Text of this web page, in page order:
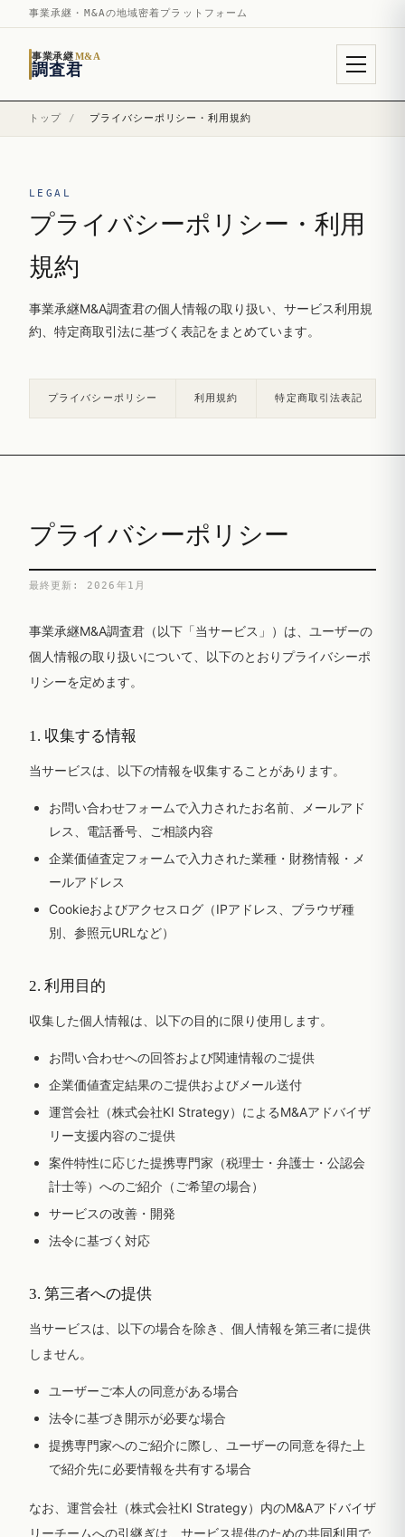
事業承継・M&Aの地域密着プラットフォーム
事業承継M&A
調査君
トップ / プライバシーポリシー・利用規約
LEGAL
プライバシーポリシー・利用
規約
事業承継M&A調査君の個人情報の取り扱い、サービス利用規
約、特定商取引法に基づく表記をまとめています。
プライバシーポリシー 利用規約 特定商取引法表記
プライバシーポリシー
最終更新: 2026年1月
事業承継M&A調査君（以下「当サービス」）は、ユーザーの
個人情報の取り扱いについて、以下のとおりプライバシーポ
リシーを定めます。
1. 収集する情報
当サービスは、以下の情報を収集することがあります。
お問い合わせフォームで入力されたお名前、メールアド
レス、電話番号、ご相談内容
企業価値査定フォームで入力された業種・財務情報・メ
ールアドレス
Cookieおよびアクセスログ（IPアドレス、ブラウザ種
別、参照元URLなど）
2. 利用目的
収集した個人情報は、以下の目的に限り使用します。
お問い合わせへの回答および関連情報のご提供
企業価値査定結果のご提供およびメール送付
運営会社（株式会社KI Strategy）によるM&Aアドバイザ
リー支援内容のご提供
案件特性に応じた提携専門家（税理士・弁護士・公認会
計士等）へのご紹介（ご希望の場合）
サービスの改善・開発
法令に基づく対応
3. 第三者への提供
当サービスは、以下の場合を除き、個人情報を第三者に提供
しません。
ユーザーご本人の同意がある場合
法令に基づき開示が必要な場合
提携専門家へのご紹介に際し、ユーザーの同意を得た上
で紹介先に必要情報を共有する場合
なお、運営会社（株式会社KI Strategy）内のM&Aアドバイザ
リーチームへの引継ぎは、サービス提供のための共同利用で